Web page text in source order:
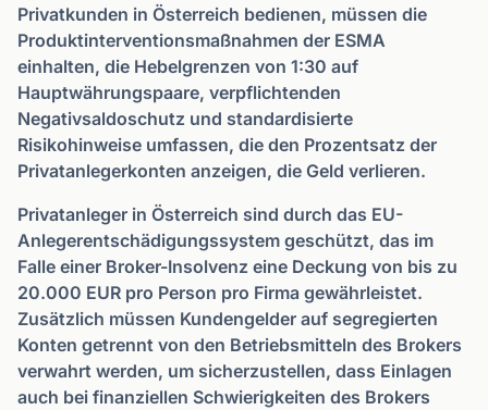
Privatkunden in Österreich bedienen, müssen die
Produktinterventionsmaßnahmen der ESMA
einhalten, die Hebelgrenzen von 1:30 auf
Hauptwährungspaare, verpflichtenden
Negativsaldoschutz und standardisierte
Risikohinweise umfassen, die den Prozentsatz der
Privatanlegerkonten anzeigen, die Geld verlieren.
Privatanleger in Österreich sind durch das EU-
Anlegerentschädigungssystem geschützt, das im
Falle einer Broker-Insolvenz eine Deckung von bis zu
20.000 EUR pro Person pro Firma gewährleistet.
Zusätzlich müssen Kundengelder auf segregierten
Konten getrennt von den Betriebsmitteln des Brokers
verwahrt werden, um sicherzustellen, dass Einlagen
auch bei finanziellen Schwierigkeiten des Brokers